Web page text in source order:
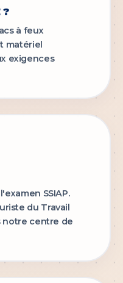
?
à feux
matériel
exigences
SSIAP.
du Travail
notre centre de